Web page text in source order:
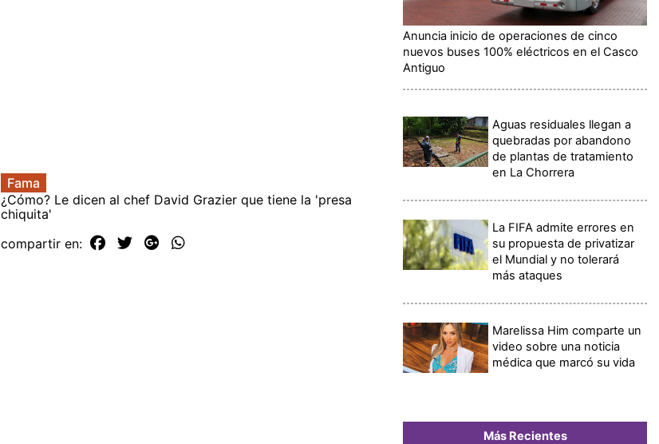
Fama
¿Cómo? Le dicen al chef David Grazier que tiene la 'presa
chiquita'
compartir en:
Anuncia inicio de operaciones de cinco
nuevos buses 100% eléctricos en el Casco
Antiguo
Aguas residuales llegan a
quebradas por abandono
de plantas de tratamiento
en La Chorrera
La FIFA admite errores en
su propuesta de privatizar
el Mundial y no tolerará
más ataques
Marelissa Him comparte un
video sobre una noticia
médica que marcó su vida
Más Recientes